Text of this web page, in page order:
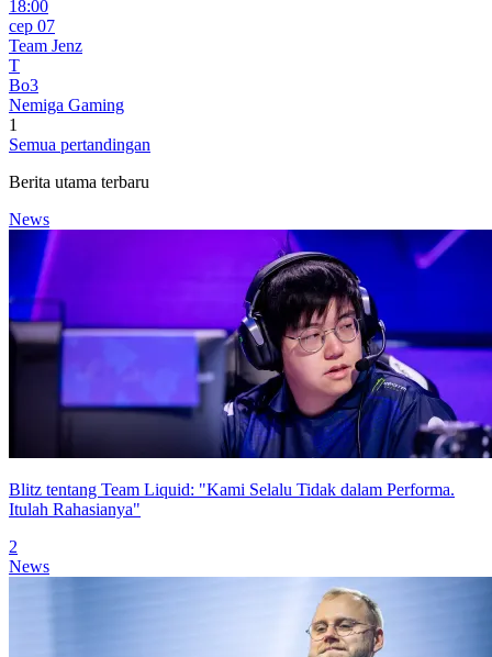
18:00
сер 07
Team Jenz
T
Bo3
Nemiga Gaming
1
Semua pertandingan
Berita utama terbaru
News
Blitz tentang Team Liquid: "Kami Selalu Tidak dalam Performa.
Itulah Rahasianya"
2
News